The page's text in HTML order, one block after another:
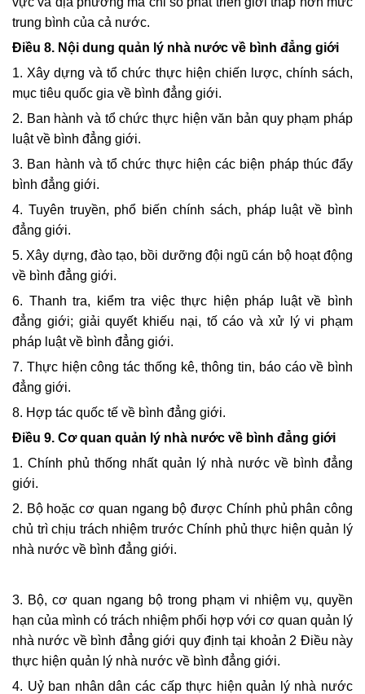
trung bình của cả nước.
Điều 8. Nội dung quản lý nhà nước về bình đẳng giới
1. Xây dựng và tổ chức thực hiện chiến lược, chính sách,
mục tiêu quốc gia về bình đẳng giới.
2. Ban hành và tổ chức thực hiện văn bản quy phạm pháp
luật về bình đẳng giới.
3. Ban hành và tổ chức thực hiện các biện pháp thúc đẩy
bình đẳng giới.
4. Tuyên truyền, phổ biến chính sách, pháp luật về bình
đẳng giới.
5. Xây dựng, đào tạo, bồi dưỡng đội ngũ cán bộ hoạt động
về bình đẳng giới.
6. Thanh tra, kiểm tra việc thực hiện pháp luật về bình
đẳng giới; giải quyết khiếu nại, tố cáo và xử lý vi phạm
pháp luật về bình đẳng giới.
7. Thực hiện công tác thống kê, thông tin, báo cáo về bình
đẳng giới.
8. Hợp tác quốc tế về bình đẳng giới.
Điều 9. Cơ quan quản lý nhà nước về bình đẳng giới
1. Chính phủ thống nhất quản lý nhà nước về bình đẳng
giới.
2. Bộ hoặc cơ quan ngang bộ được Chính phủ phân công
chủ trì chịu trách nhiệm trước Chính phủ thực hiện quản lý
nhà nước về bình đẳng giới.
3. Bộ, cơ quan ngang bộ trong phạm vi nhiệm vụ, quyền
hạn của mình có trách nhiệm phối hợp với cơ quan quản lý
nhà nước về bình đẳng giới quy định tại khoản 2 Điều này
thực hiện quản lý nhà nước về bình đẳng giới.
4. Uỷ ban nhân dân các cấp thực hiện quản lý nhà nước